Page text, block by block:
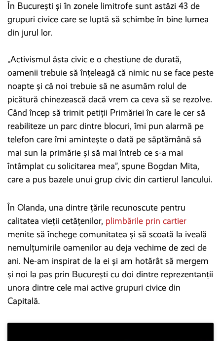
În București și în zonele limitrofe sunt astăzi 43 de
grupuri civice care se luptă să schimbe în bine lumea
din jurul lor.
„Activismul ăsta civic e o chestiune de durată,
oamenii trebuie să înțeleagă că nimic nu se face peste
noapte și că noi trebuie să ne asumăm rolul de
picătură chinezească dacă vrem ca ceva să se rezolve.
Când încep să trimit petiții Primăriei în care le cer să
reabiliteze un parc dintre blocuri, îmi pun alarmă pe
telefon care îmi amintește o dată pe săptămână să
mai sun la primărie și să mai întreb ce s-a mai
întâmplat cu solicitarea mea”, spune Bogdan Mita,
care a pus bazele unui grup civic din cartierul Iancului.
În Olanda, una dintre țările recunoscute pentru
calitatea vieții cetățenilor, plimbările prin cartier
menite să închege comunitatea și să scoată la iveală
nemulțumirile oamenilor au deja vechime de zeci de
ani. Ne-am inspirat de la ei și am hotărât să mergem
și noi la pas prin București cu doi dintre reprezentanții
unora dintre cele mai active grupuri civice din
Capitală.